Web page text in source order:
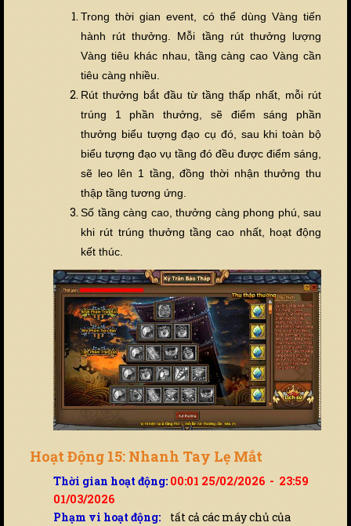
Trong thời gian event, có thể dùng Vàng tiến
hành rút thưởng. Mỗi tầng rút thưởng lượng
Vàng tiêu khác nhau, tầng càng cao Vàng cần
tiêu càng nhiều.
Rút thưởng bắt đầu từ tầng thấp nhất, mỗi rút
trúng 1 phần thưởng, sẽ điểm sáng phần
thưởng biểu tượng đạo cụ đó, sau khi toàn bộ
biểu tượng đạo vụ tầng đó đều được điểm sáng,
sẽ leo lên 1 tầng, đồng thời nhận thưởng thu
thập tầng tương ứng.
Số tầng càng cao, thưởng càng phong phú, sau
khi rút trúng thưởng tầng cao nhất, hoạt động
kết thúc.
Hoạt Động 15: Nhanh Tay Lẹ Mắt
Thời gian hoạt động: 00:01 25/02/2026 - 23:59
01/03/2026
Phạm vi hoạt động: tất cả các máy chủ của